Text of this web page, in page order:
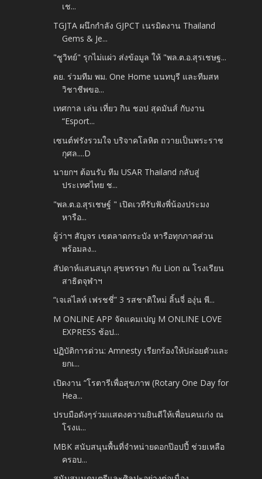
เช...
TGJTA ผนึกกำลัง GJPCT เนรมิตงาน Thailand
Gems & Je...
"ชูวิทย์" รุกไม่แผ่ว ส่งข้อมูล ให้ "พล.ต.อ.สุรเชษฐ...
ดย. ร่วมทีม พม. One Home นนทบุรี และทีมสห
วิชาชีพขอ...
เทศกาล เล่น เที่ยว กิน ชอป สุดมันส์ กับงาน
“Esport...
เซนต์ฟรังรวมใจ บริจาคโลหิต ถวายเป็นพระราช
กุศล....D
นายกฯ ต้อนรับ ทีม USAR Thailand กลับสู่
ประเทศไทย ช...
"พล.ต.อ.สุรเชษฐ์ " เปิดเวทีรับฟังพี่น้องประมง
หารือ...
ผู้ว่าฯ สัญจร เขตลาดกระบัง หารือทุกภาคส่วน
พร้อมลง...
สัปดาห์แสนสนุก สุขหรรษา กับ Lion ณ โรงเรียน
สาธิตจุฬาฯ
“เจเล่ไลท์ เฟรชชี่” 3 รสชาติใหม่ ลิ้นจี่ องุ่น พี...
M ONLINE APP จัดแคมเปญ M ONLINE LOVE
EXPRESS ช้อป...
ปฏิบัติการด่วน: Amnesty เรียกร้องให้ปล่อยตัวและ
ยกเ...
เปิดงาน “โรตารีเพื่อสุขภาพ (Rotary One Day for
Hea...
ปรบมือดังๆร่วมแสดงความยินดีให้เพื่อนคนเก่ง ณ
โรงแ...
MBK สนับสนุนพื้นที่จำหน่ายดอกป๊อปปี้ ช่วยเหลือ
ครอบ...